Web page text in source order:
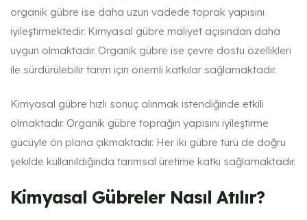
organik gübre ise daha uzun vadede toprak yapısını
iyileştirmektedir. Kimyasal gübre maliyet açısından daha
uygun olmaktadır. Organik gübre ise çevre dostu özellikleri
ile sürdürülebilir tarım için önemli katkılar sağlamaktadır.
Kimyasal gübre hızlı sonuç alınmak istendiğinde etkili
olmaktadır. Organik gübre toprağın yapısını iyileştirme
gücüyle ön plana çıkmaktadır. Her iki gübre türü de doğru
şekilde kullanıldığında tarımsal üretime katkı sağlamaktadır.
Kimyasal Gübreler Nasıl Atılır?